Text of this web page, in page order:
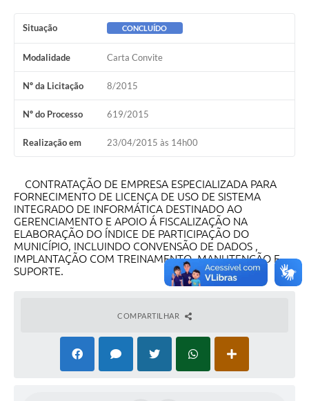
Situação CONCLUÍDO
Modalidade Carta Convite
Nº da Licitação 8/2015
Nº do Processo 619/2015
Realização em 23/04/2015 às 14h00
CONTRATAÇÃO DE EMPRESA ESPECIALIZADA PARA
FORNECIMENTO DE LICENÇA DE USO DE SISTEMA
INTEGRADO DE INFORMÁTICA DESTINADO AO
GERENCIAMENTO E APOIO Á FISCALIZAÇÃO NA
ELABORAÇÃO DO ÍNDICE DE PARTICIPAÇÃO DO
MUNICÍPIO, INCLUINDO CONVENSÃO DE DADOS ,
IMPLANTAÇÃO COM TREINAMENTO, MANUTENÇÃO E
SUPORTE.
COMPARTILHAR